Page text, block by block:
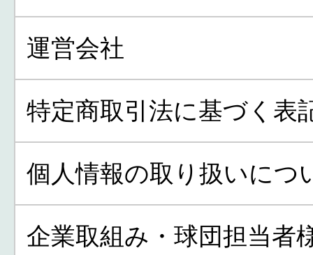
運営会社
特定商取引法に基づく表
個人情報の取り扱いにつ
企業取組み・球団担当者